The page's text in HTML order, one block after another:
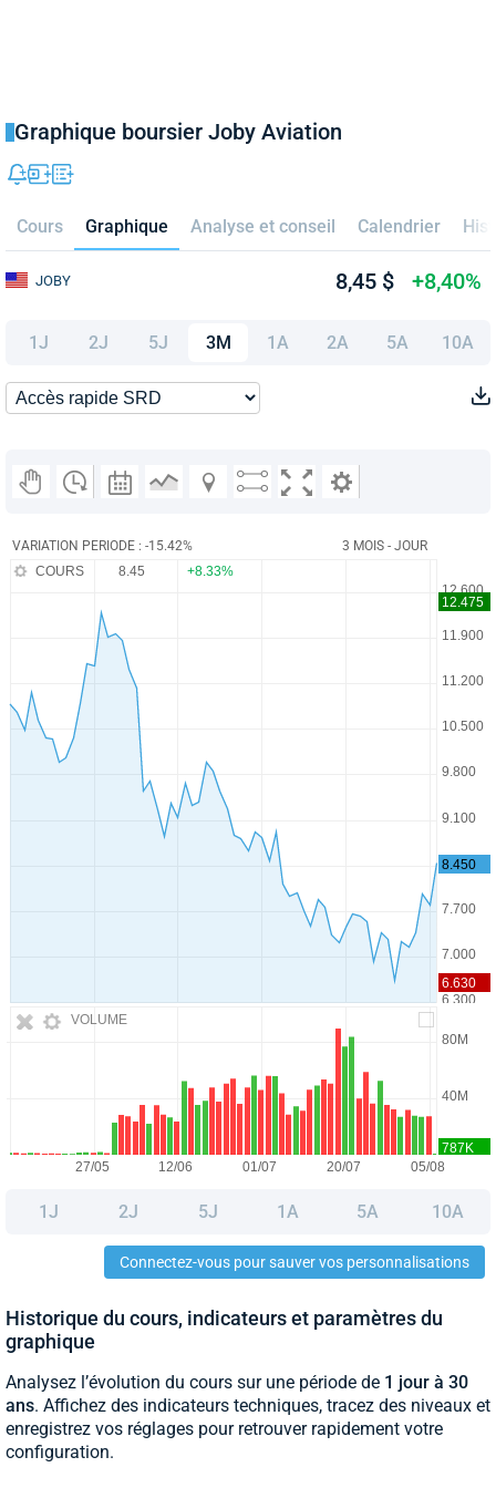
Graphique boursier Joby Aviation
Cours Graphique Analyse et conseil Calendrier
JOBY 8,45 $ +8,40%
1J 2J 5J 3M 1A 2A 5A 10A
VARIATION PERIODE : -15.42% 3 MOIS - JOUR
VOLUME
COURS 8.45 +8.33%
1J 2J 5J 1A 5A 10A
Connectez-vous pour sauver vos personnalisations
Historique du cours, indicateurs et paramètres du
graphique
Analysez l’évolution du cours sur une période de 1 jour à 30
ans. Affichez des indicateurs techniques, tracez des niveaux et
enregistrez vos réglages pour retrouver rapidement votre
configuration.